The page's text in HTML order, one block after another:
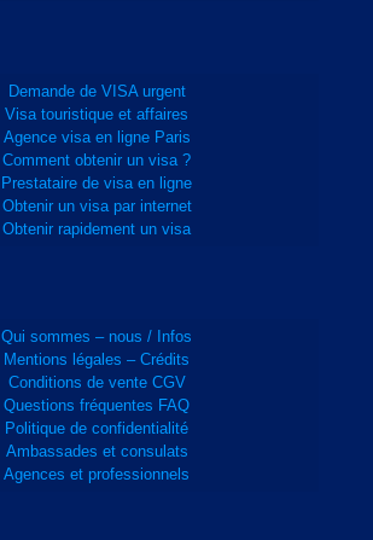
Demande de VISA urgent
Visa touristique et affaires
Agence visa en ligne Paris
Comment obtenir un visa ?
Prestataire de visa en ligne
Obtenir un visa par internet
Obtenir rapidement un visa
Qui sommes – nous / Infos
Mentions légales – Crédits
Conditions de vente CGV
Questions fréquentes FAQ
Politique de confidentialité
Ambassades et consulats
Agences et professionnels